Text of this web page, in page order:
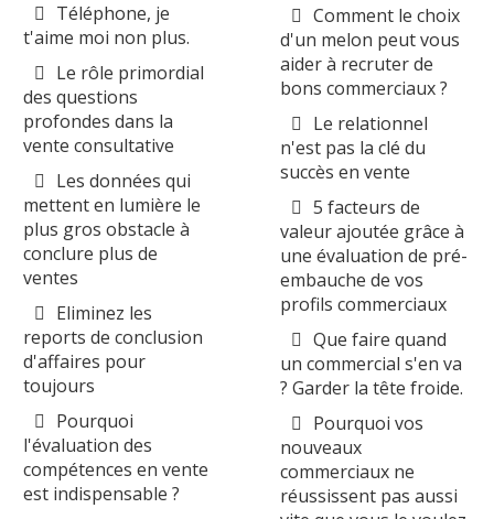
Téléphone, je
t'aime moi non plus.
Le rôle primordial
des questions
profondes dans la
vente consultative
Les données qui
mettent en lumière le
plus gros obstacle à
conclure plus de
ventes
Eliminez les
reports de conclusion
d'affaires pour
toujours
Pourquoi
l'évaluation des
compétences en vente
est indispensable ?
Comment le choix
d'un melon peut vous
aider à recruter de
bons commerciaux ?
Le relationnel
n'est pas la clé du
succès en vente
5 facteurs de
valeur ajoutée grâce à
une évaluation de pré-
embauche de vos
profils commerciaux
Que faire quand
un commercial s'en va
? Garder la tête froide.
Pourquoi vos
nouveaux
commerciaux ne
réussissent pas aussi